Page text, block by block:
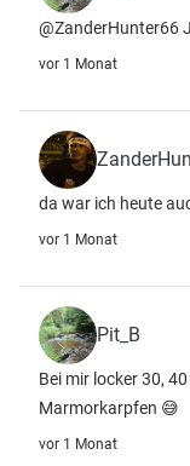
@ZanderHunter66
vor 1 Monat
da war ich heute
vor 1 Monat
Pit_B
Bei mir locker 30,
Marmorkarpfen 😅
vor 1 Monat